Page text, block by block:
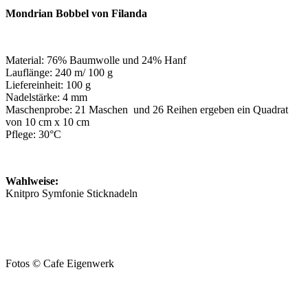
Mondrian Bobbel von Filanda
Material: 76% Baumwolle und 24% Hanf
Lauflänge: 240 m/ 100 g
Liefereinheit: 100 g
Nadelstärke: 4 mm
Maschenprobe: 21 Maschen und 26 Reihen ergeben ein Quadrat
von 10 cm x 10 cm
Pflege: 30°C
Wahlweise:
Knitpro Symfonie Sticknadeln
Fotos © Cafe Eigenwerk